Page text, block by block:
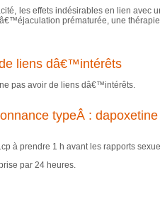
les effets indésirables en lien
prématurée, une
liens dâ€™intérêts
pas avoir de liens dâ€™intérêts.
typeÂ :
à prendre 1 h avant les rapports
par 24 heures.